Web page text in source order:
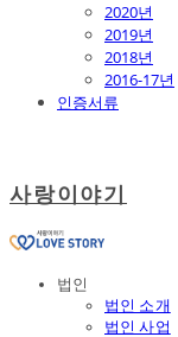
2020년
2019년
2018년
2016-17년
인증서류
사랑이야기
법인
법인 소개
법인 사업